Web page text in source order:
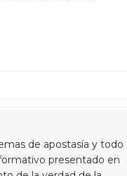
de apostasía y todo
presentado en